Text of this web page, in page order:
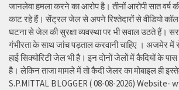
जानलेवा हमला करने का आरोप है। तीनों आरोपी सात
काट रहे हैं। सेंट्रल जेल से अपने रिश्तेदारों से वीडियो
घटना से जेल की सुरक्षा व्यवस्था पर भी सवाल उठते हैं।
गंभीरता के साथ जांच पड़ताल करवानी चाहिए । अजमेर
हाई सिक्योरिटी जेल भी है। इन दोनों जेलों में कैदियों के
है। लेकिन ताजा मामले में तो कैदी जेलर का मोबाइल ही
S.P.MITTAL BLOGGER ( 08-08-2026) Website-